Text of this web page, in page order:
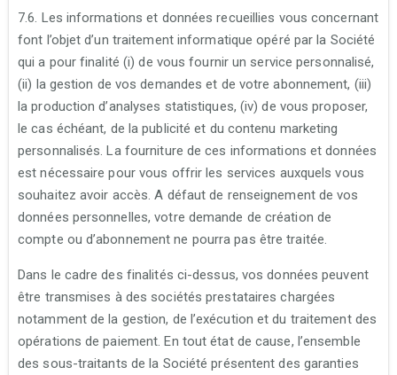
7.6. Les informations et données recueillies vous concernant
font l’objet d’un traitement informatique opéré par la Société
qui a pour finalité (i) de vous fournir un service personnalisé,
(ii) la gestion de vos demandes et de votre abonnement, (iii)
la production d’analyses statistiques, (iv) de vous proposer,
le cas échéant, de la publicité et du contenu marketing
personnalisés. La fourniture de ces informations et données
est nécessaire pour vous offrir les services auxquels vous
souhaitez avoir accès. A défaut de renseignement de vos
données personnelles, votre demande de création de
compte ou d’abonnement ne pourra pas être traitée.
Dans le cadre des finalités ci-dessus, vos données peuvent
être transmises à des sociétés prestataires chargées
notamment de la gestion, de l’exécution et du traitement des
opérations de paiement. En tout état de cause, l’ensemble
des sous-traitants de la Société présentent des garanties